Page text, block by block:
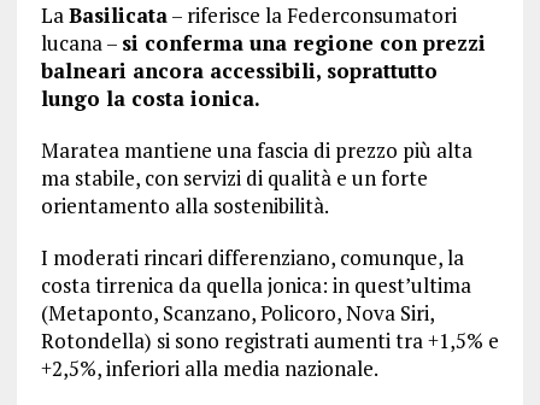
LaBasilicata– riferisce la Federconsumatori
lucana – si conferma una regione con prezzi
balneari ancora accessibili, soprattutto
lungo la costa ionica.
Maratea mantiene una fascia di prezzo più alta
ma stabile, con servizi di qualità e un forte
orientamento alla sostenibilità.
I moderati rincari differenziano, comunque, la
costa tirrenica da quella jonica: in quest’ultima
(Metaponto, Scanzano, Policoro, Nova Siri,
Rotondella) si sono registrati aumenti tra +1,5% e
+2,5%, inferiori alla media nazionale.